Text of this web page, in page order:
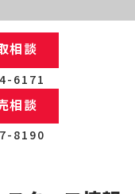
相談
6171
相談
8190